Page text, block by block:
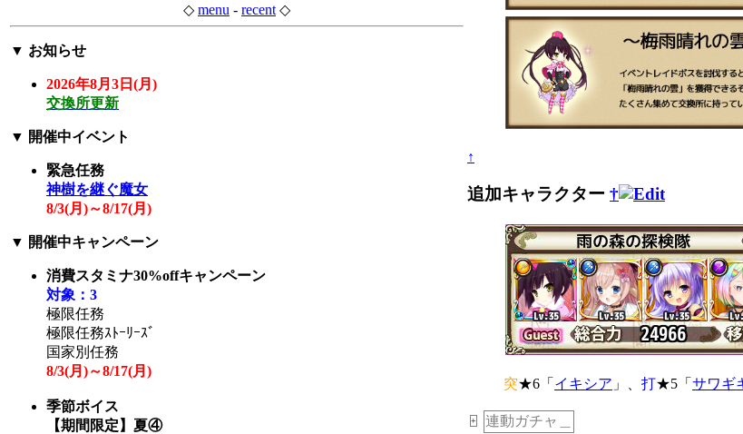
◇ menu - recent ◇
▼ お知らせ
2026年8月3日(月)
交換所更新
▼ 開催中イベント
緊急任務
神樹を継ぐ魔女
8/3(月 )～8/17(月 )
▼ 開催中キャンペーン
消費スタミナ30%offキャンペーン
対象：3
極限任務
極限任務ｽﾄｰﾘｰｽﾞ
国家別任務
8/3(月 )～8/17(月 )
季節ボイス
【期間限定】夏④
↑
追加キャラクター †
突★6「 イキシア 」、 打★5「 サワギ
+
連動ガチャ＿